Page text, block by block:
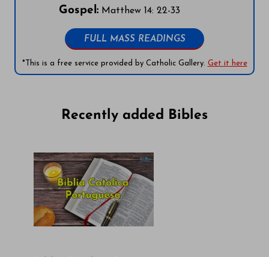
Gospel: Matthew 14: 22-33
FULL MASS READINGS
*This is a free service provided by Catholic Gallery. Get it here
Recently added Bibles